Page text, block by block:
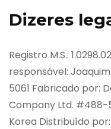
Dizeres
Registro M.S.:
responsável:
5061 Fabricado por:
Company Ltd. #488-
Korea Distribuído por: